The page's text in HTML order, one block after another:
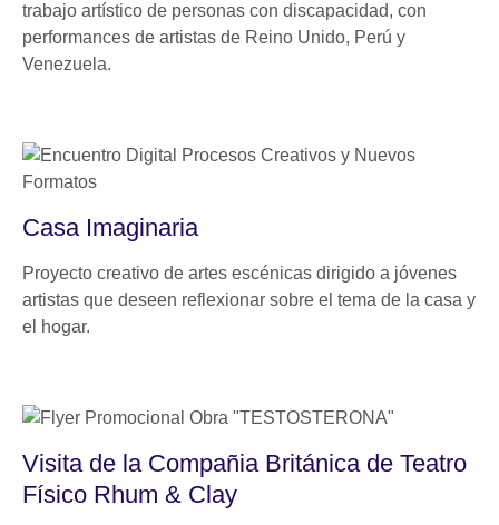
trabajo artístico de personas con discapacidad, con
performances de artistas de Reino Unido, Perú y
Venezuela.
Casa Imaginaria
Proyecto creativo de artes escénicas dirigido a jóvenes
artistas que deseen reflexionar sobre el tema de la casa y
el hogar.
Visita de la Compañia Británica de Teatro
Físico Rhum & Clay